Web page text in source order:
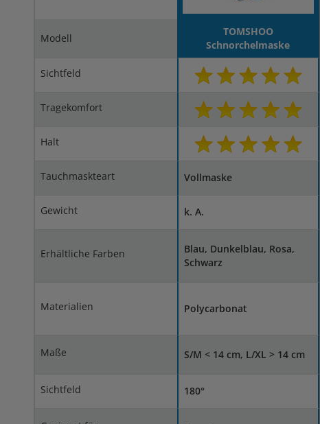
Modell
TOMSHOO
Schnorchelmaske
Sichtfeld
Tragekomfort
Halt
Tauchmaskteart Vollmaske
Gewicht k. A.
Erhältliche Farben
Blau, Dunkelblau, Rosa,
Schwarz
Materialien Polycarbonat
Maße S/M < 14 cm, L/XL > 14 cm
Sichtfeld 180°